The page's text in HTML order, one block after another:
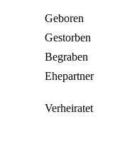
Geboren
Gestorben
Begraben
Ehepartner
Verheiratet